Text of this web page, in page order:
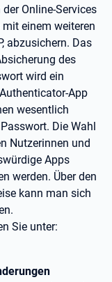
Online-Services
einem weiteren
abzusichern. Das
des
wird ein
App
wesentlich
Die Wahl
Nutzerinnen und
Apps
werden. Über den
kann man sich
Sie unter: